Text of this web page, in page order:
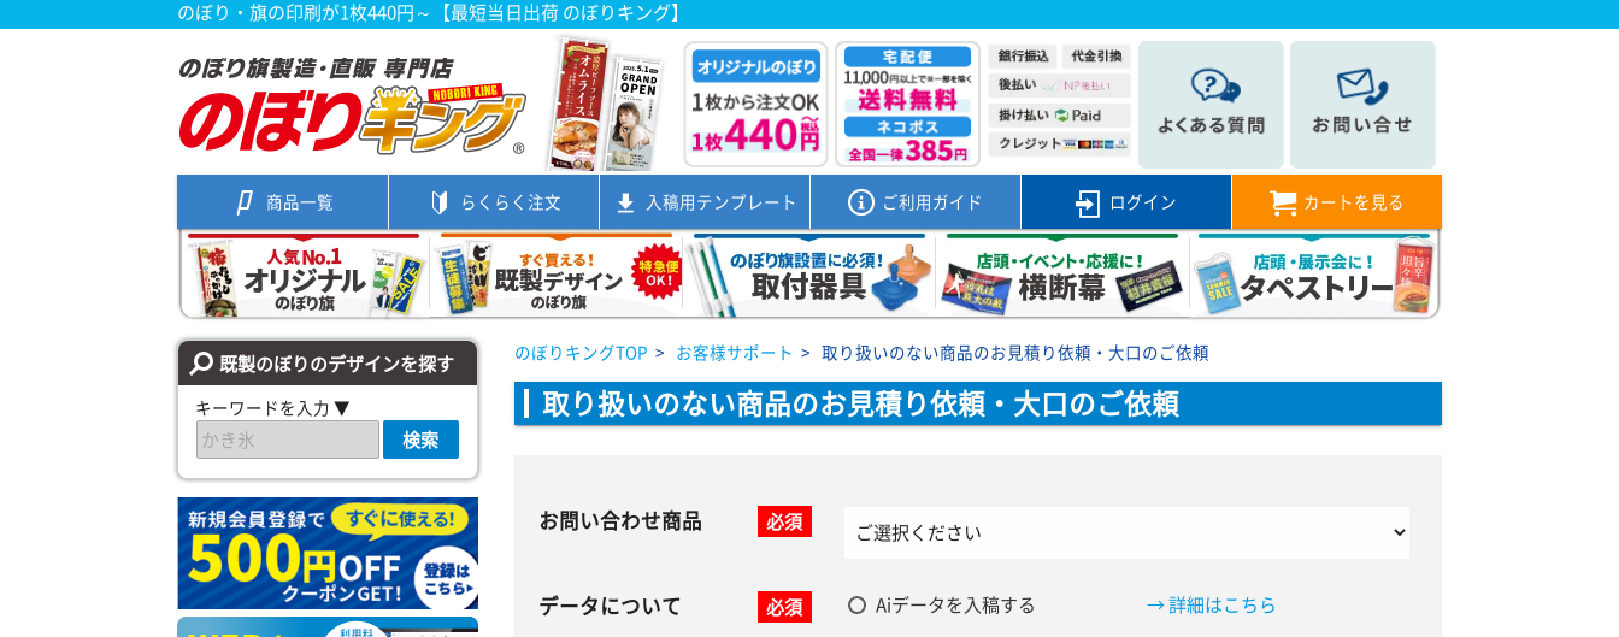
のぼり・旗の印刷が1枚440円～【最短当日出荷 のぼりキング】
商品一覧 らくらく注文 入稿用テンプレート ご利用ガイド ログイン カートを見る
既製のぼりのデザインを探す
キーワードを入力 ▼
検索
のぼりキングTOP > お客様サポート > 取り扱いのない商品のお見積り依頼・大口のご依頼
取り扱いのない商品のお見積り依頼・大口のご依頼
お問い合わせ商品 必須
データについて 必須 Aiデータを入稿する → 詳細はこちら